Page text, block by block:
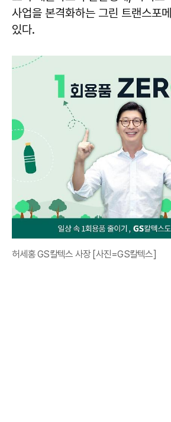
사업을 본격화하는 그린 트랜스포
있다.
허세홍 GS칼텍스 사장 [사진=GS칼텍스]